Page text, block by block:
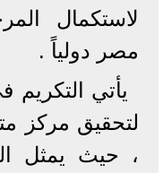
لاستكمال
مصر دولياً .
يأتي التكريم
لتحقيق مركز
، حيث يمثل